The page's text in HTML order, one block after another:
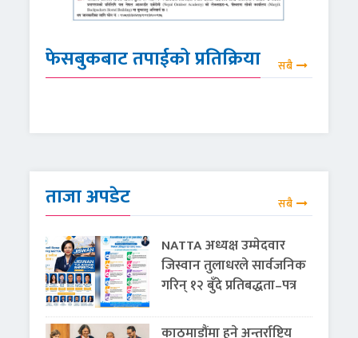
फेसबुकबाट तपाईको प्रतिक्रिया सबै
ताजा अपडेट सबै
NATTA अध्यक्ष उम्मेदवार
जिस्वान तुलाधरले सार्वजनिक
गरिन् १२ बुँदे प्रतिबद्धता–पत्र
काठमाडौंमा हुने अन्तर्राष्ट्रिय